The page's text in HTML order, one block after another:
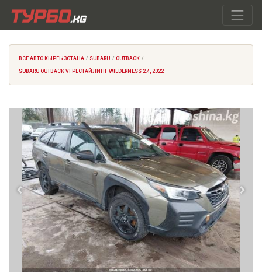
ВСЕ АВТО КЫРГЫЗСТАНА SUBARU OUTBACK
SUBARU OUTBACK VI РЕСТАЙЛИНГ WILDERNESS 2.4, 2022